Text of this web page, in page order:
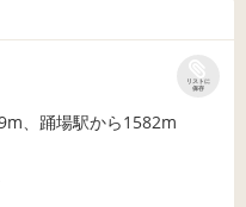
リストに
保存
、踊場駅から1582m